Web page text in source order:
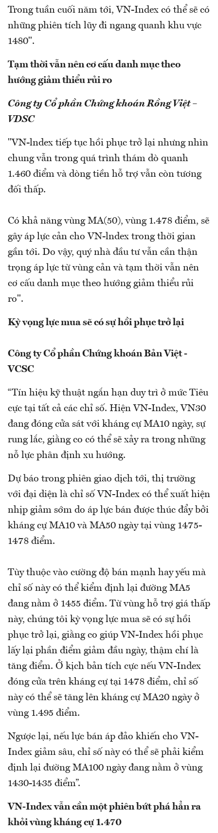
Trong tuần cuối năm tới, VN-Index có thể sẽ có
những phiên tích lũy đi ngang quanh khu vực
1480".
Tạm thời vẫn nên cơ cấu danh mục theo
hướng giảm thiểu rủi ro
Công ty Cổ phần Chứng khoán Rồng Việt –
VDSC
"VN-lndex tiếp tục hồi phục trở lại nhưng nhìn
chung vẫn trong quá trình thám dò quanh
1.460 điểm và dòng tiền hỗ trợ vẫn còn tương
đối thấp.
Có khả năng vùng MA(50), vùng 1.478 điểm, sẽ
gây áp lực cản cho VN-lndex trong thời gian
gần tới. Do vậy, quý nhà đầu tư vẫn cần thận
trọng áp lực từ vùng cản và tạm thời vẫn nên
cơ cấu danh mục theo hướng giảm thiểu rủi
ro".
Kỳ vọng lực mua sẽ có sự hồi phục trở lại
Công ty Cổ phần Chứng khoán Bản Việt -
VCSC
“Tín hiệu kỹ thuật ngắn hạn duy trì ở mức Tiêu
cực tại tất cả các chỉ số. Hiện VN-Index, VN30
đang đóng cửa sát với kháng cự MA10 ngày, sự
rung lắc, giằng co có thể sẽ xảy ra trong những
nỗ lực phân định xu hướng.
Dự báo trong phiên giao dịch tới, thị trường
với đại diện là chỉ số VN-Index có thể xuất hiện
nhịp giảm sớm do áp lực bán được thúc đẩy bởi
kháng cự MA10 và MA50 ngày tại vùng 1475-
1478 điểm.
Tùy thuộc vào cường độ bán mạnh hay yếu mà
chỉ số này có thể kiểm định lại đường MA5
đang nằm ở 1455 điểm. Từ vùng hỗ trợ giá thấp
này, chúng tôi kỳ vọng lực mua sẽ có sự hồi
phục trở lại, giằng co giúp VN-Index hồi phục
lấy lại phần điểm giảm đầu ngày, thậm chí là
tăng điểm. Ở kịch bản tích cực nếu VN-Index
đóng cửa trên kháng cự tại 1478 điểm, chỉ số
này có thể sẽ tăng lên kháng cự MA20 ngày ở
vùng 1.495 điểm.
Ngược lại, nếu lực bán áp đảo khiến cho VN-
Index giảm sâu, chỉ số này có thể sẽ phải kiểm
định lại đường MA100 ngày đang nằm ở vùng
1430-1435 điểm”.
VN-Index vẫn cần một phiên bứt phá hẳn ra
khỏi vùng kháng cự 1.470